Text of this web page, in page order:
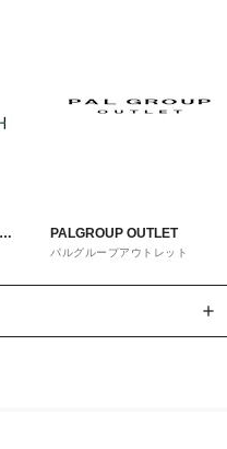
PALGROUP OUTLET
パルグループアウトレット